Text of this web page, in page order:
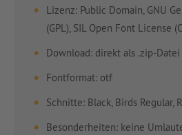
Lizenz: Public Domain, GNU
(GPL), SIL Open Font License
Download: direkt als .zip-Datei
Fontformat: otf
Schnitte: Black, Birds Regular,
Besonderheiten: keine